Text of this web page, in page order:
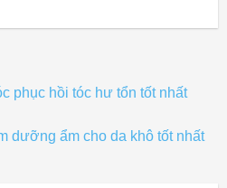
phục hồi tóc hư tổn tốt nhất
dưỡng ẩm cho da khô tốt nhất